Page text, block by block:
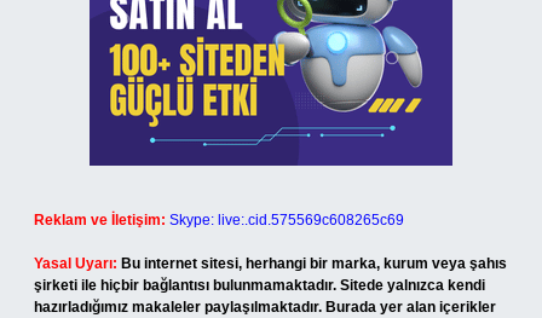
Reklam ve İletişim: Skype: live:.cid.575569c608265c69
Yasal Uyarı: Bu internet sitesi, herhangi bir marka, kurum veya şahıs
şirketi ile hiçbir bağlantısı bulunmamaktadır. Sitede yalnızca kendi
hazırladığımız makaleler paylaşılmaktadır. Burada yer alan içerikler